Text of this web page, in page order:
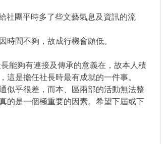
團平時多了些文藝氣息及資訊的流
間不夠，故成行機會頗低。
夠有連接及傳承的意義在，故本人積
是擔任社長時最有成就的一件事。
乎很差，而本、區兩部的活動無法整
的是一個極重要的因素。希望下屆或下